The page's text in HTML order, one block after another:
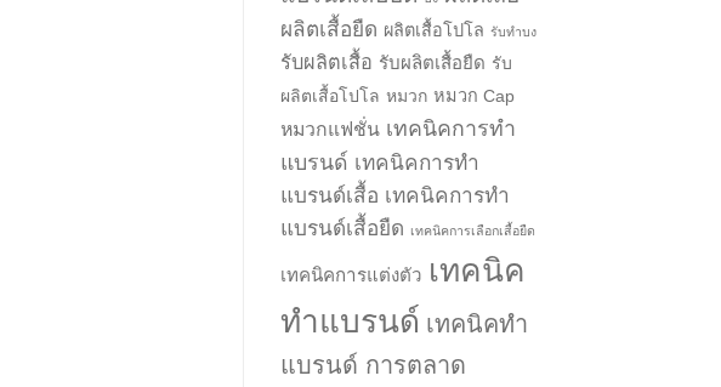
ผลิตเสื้อยืด ผลิตเสื้อโปโล รับทำบง
รับผลิตเสื้อ รับผลิตเสื้อยืด รับ
ผลิตเสื้อโปโล หมวก หมวก Cap
หมวกแฟชั่น เทคนิคการทำ
แบรนด์ เทคนิคการทำ
แบรนด์เสื้อ เทคนิคการทำ
แบรนด์เสื้อยืด เทคนิคการเลือกเสื้อยืด
เทคนิคการแต่งตัว เทคนิค
ทำแบรนด์ เทคนิคทำ
แบรนด์ การตลาด